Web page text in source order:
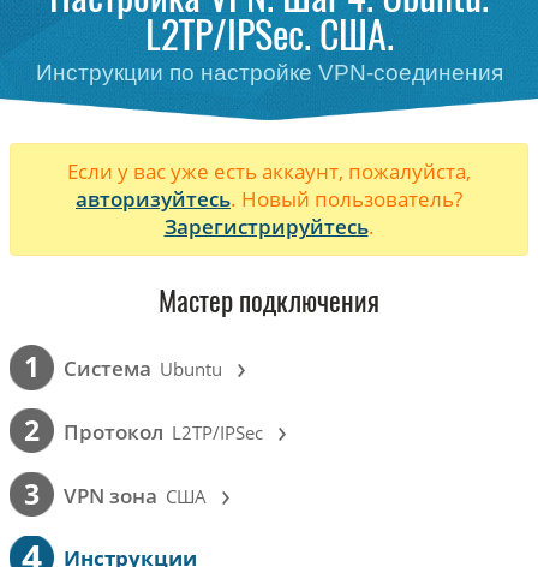
L2TP/IPSec. США.
Инструкции по настройке VPN-соединения
Если у вас уже есть аккаунт, пожалуйста,
авторизуйтесь. Новый пользователь?
Зарегистрируйтесь.
Мастер подключения
1 Cистема Ubuntu ›
2 Протокол L2TP/IPSec ›
3 VPN зона США ›
Инструкции